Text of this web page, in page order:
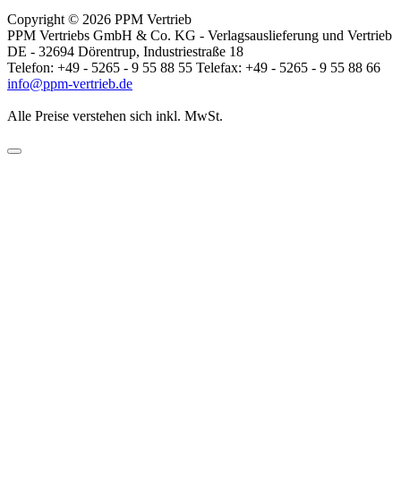
Copyright © 2026 PPM Vertrieb
PPM Vertriebs GmbH & Co. KG - Verlagsauslieferung und Vertrieb
DE - 32694 Dörentrup, Industriestraße 18
Telefon: +49 - 5265 - 9 55 88 55 Telefax: +49 - 5265 - 9 55 88 66
info@ppm-vertrieb.de
Alle Preise verstehen sich inkl. MwSt.